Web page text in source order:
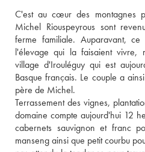
C'est au cœur des montagnes
Michel Riouspeyrous sont
ferme familiale. Auparavant,
l'élevage qui la faisaient
village d'Irouléguy qui est
Basque français. Le couple a
père de Michel.
Terrassement des vignes,
domaine compte aujourd'hui 12
cabernets sauvignon et franc
manseng ainsi que petit courbu